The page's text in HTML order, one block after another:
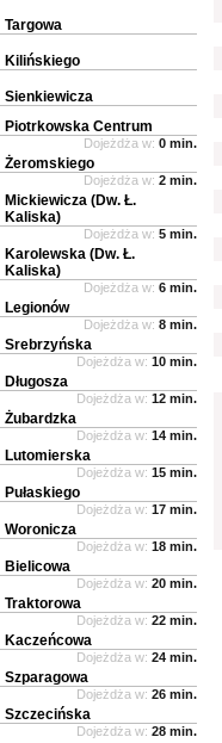
Targowa
Kilińskiego
Sienkiewicza
Piotrkowska Centrum
Dojeżdża w: 0 min.
Żeromskiego
Dojeżdża w: 2 min.
Mickiewicza (Dw. Ł.
Kaliska)
Dojeżdża w: 5 min.
Karolewska (Dw. Ł.
Kaliska)
Dojeżdża w: 6 min.
Legionów
Dojeżdża w: 8 min.
Srebrzyńska
Dojeżdża w: 10 min.
Długosza
Dojeżdża w: 12 min.
Żubardzka
Dojeżdża w: 14 min.
Lutomierska
Dojeżdża w: 15 min.
Pułaskiego
Dojeżdża w: 17 min.
Woronicza
Dojeżdża w: 18 min.
Bielicowa
Dojeżdża w: 20 min.
Traktorowa
Dojeżdża w: 22 min.
Kaczeńcowa
Dojeżdża w: 24 min.
Szparagowa
Dojeżdża w: 26 min.
Szczecińska
Dojeżdża w: 28 min.